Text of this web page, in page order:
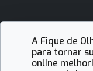
A Fique de
para tornar
online